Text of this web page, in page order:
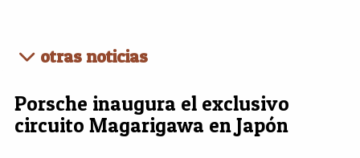
otras noticias
Porsche inaugura el exclusivo
circuito Magarigawa en Japón